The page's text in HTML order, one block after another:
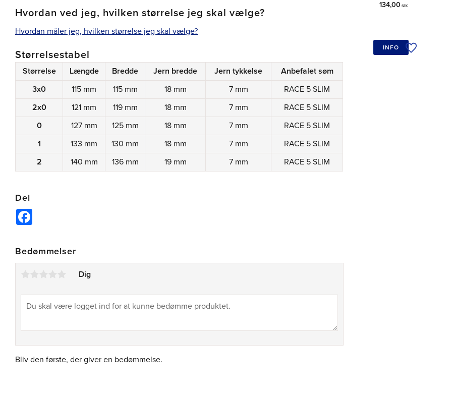
Hvordan ved jeg, hvilken størrelse jeg skal vælge?
Hvordan måler jeg, hvilken størrelse jeg skal vælge?
Størrelsestabel
Størrelse Længde Bredde Jern bredde Jern tykkelse
Anbefalet søm
3x0
115 mm 115 mm 18 mm 7 mm
RACE 5 SLIM
2x0
121 mm 119 mm 18 mm 7 mm
RACE 5 SLIM
0
127 mm 125 mm 18 mm 7 mm
RACE 5 SLIM
1
133 mm 130 mm 18 mm 7 mm
RACE 5 SLIM
2
140 mm 136 mm 19 mm 7 mm RACE 5 SLIM
134,00 SEK
Tilføj til
INFO
Del
Bedømmelser
Dig
Bliv den første, der giver en bedømmelse.